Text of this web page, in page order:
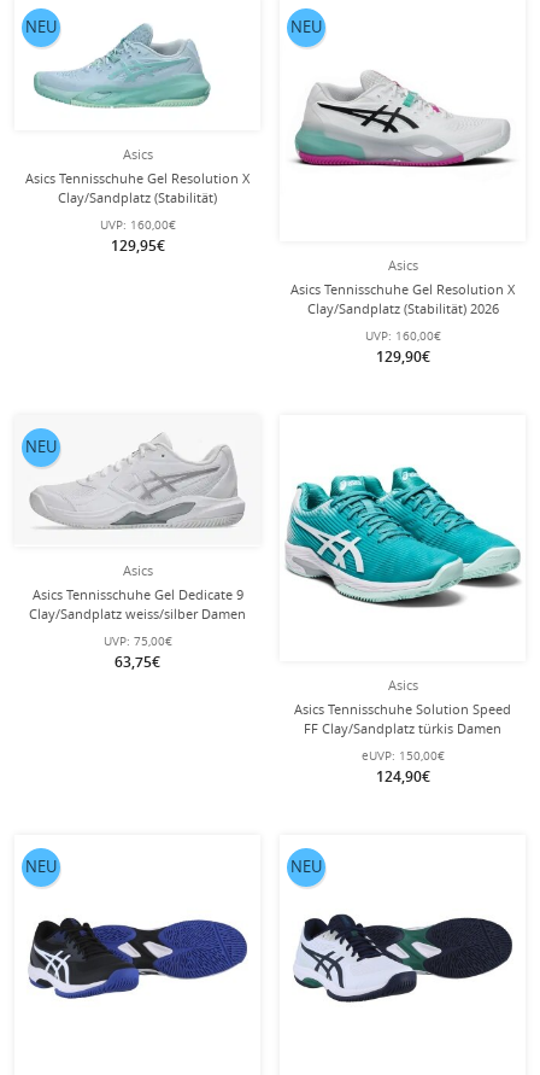
Asics
Asics Tennisschuhe Gel Resolution X
Clay/Sandplatz (Stabilität)
UVP: 160,00€
129,95€
NEU
Asics
Asics Tennisschuhe Gel Resolution X
Clay/Sandplatz (Stabilität) 2026
UVP: 160,00€
129,90€
NEU
Asics
Asics Tennisschuhe Gel Dedicate 9
Clay/Sandplatz weiss/silber Damen
UVP: 75,00€
63,75€
NEU
Asics
Asics Tennisschuhe Solution Speed
FF Clay/Sandplatz türkis Damen
eUVP: 150,00€
124,90€
NEU NEU